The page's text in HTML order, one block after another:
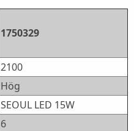
1750329
2100
Hög
SEOUL LED 15W
6